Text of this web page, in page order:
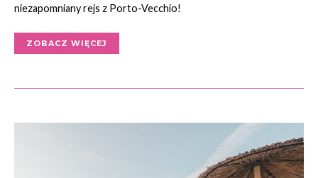
niezapomniany rejs z Porto-Vecchio!
ZOBACZ WIĘCEJ